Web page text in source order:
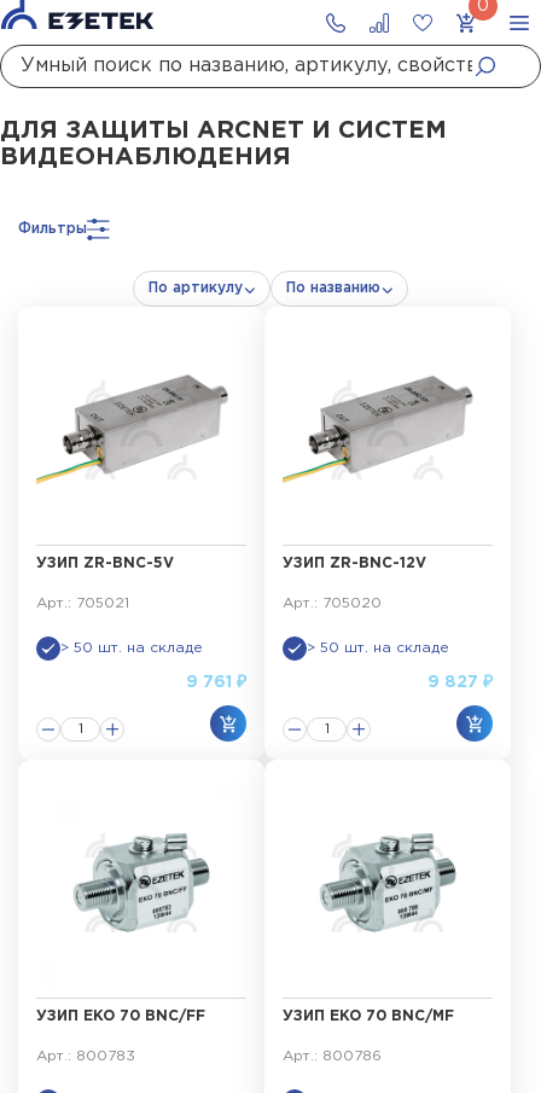
ГлавнаяКаталог УЗИПУЗИП систем передачи данныхУЗИП для
ДЛЯ ЗАЩИТЫ ARCNET И СИСТЕМ
ВИДЕОНАБЛЮДЕНИЯ
Фильтры
По артикулу По названию
УЗИП ZR-BNC-5V
Арт.: 705021
> 50 шт. на складе
9 761 ₽
УЗИП ZR-BNC-12V
Арт.: 705020
> 50 шт. на складе
9 827 ₽
УЗИП EKO 70 BNC/FF
Арт.: 800783
УЗИП EKO 70 BNC/MF
Арт.: 800786